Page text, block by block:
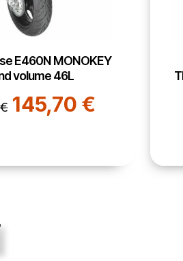
case OBKN42B
MONOKEY
382,90 €